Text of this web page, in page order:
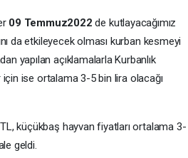
09 Temmuz2022 de kutlayacağımız
da etkileyecek olması kurban kesmeyi
yapılan açıklamalarla Kurbanlık
için ise ortalama 3-5 bin lira olacağı
küçükbaş hayvan fiyatları ortalama 3-
geldi.